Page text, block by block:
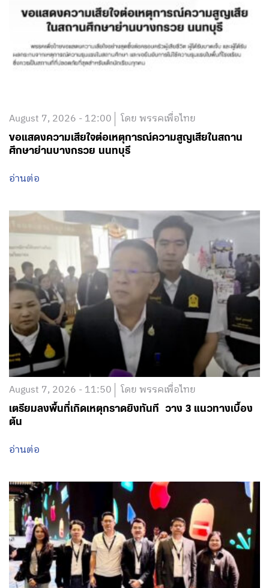
August 7, 2026 - 12:00 โดย พรรคเพื่อไทย
ขอแสดงความเสียใจต่อเหตุการณ์ความสูญเสียในสถาน
ศึกษาย่านบางกรวย นนทบุรี
อ่านต่อ
August 7, 2026 - 11:50 โดย พรรคเพื่อไทย
เตรียมลงพื้นที่เกิดเหตุกราดยิงทันที วาง 3 แนวทางเบื้อง
ต้น
อ่านต่อ